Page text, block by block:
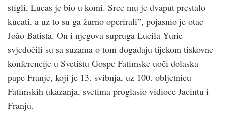
stigli, Lucas je bio u komi. Srce mu je dvaput prestalo
kucati, a uz to su ga žurno operirali”, pojasnio je otac
João Batista. On i njegova supruga Lucila Yurie
svjedočili su sa suzama o tom događaju tijekom tiskovne
konferencije u Svetištu Gospe Fatimske uoči dolaska
pape Franje, koji je 13. svibnja, uz 100. obljetnicu
Fatimskih ukazanja, svetima proglasio vidioce Jacintu i
Franju.